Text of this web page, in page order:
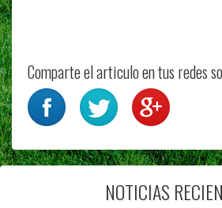
Comparte el articulo en tus redes
NOTICIAS